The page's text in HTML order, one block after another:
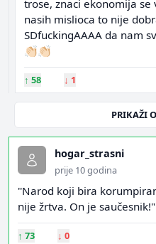
trose, znaci ekonomija
nasih mislioca to nije
SDfuckingAAAA da nam
👏🏻👏🏻
↑ 58 ↓ 1
PRIKAŽI
hogar_strasni
prije 10 godina
''Narod koji bira
nije žrtva. On je
↑ 73 ↓ 0